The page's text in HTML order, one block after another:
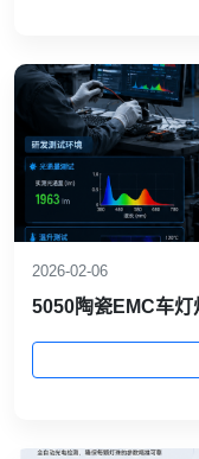
2026-02-06
5050陶瓷EMC车